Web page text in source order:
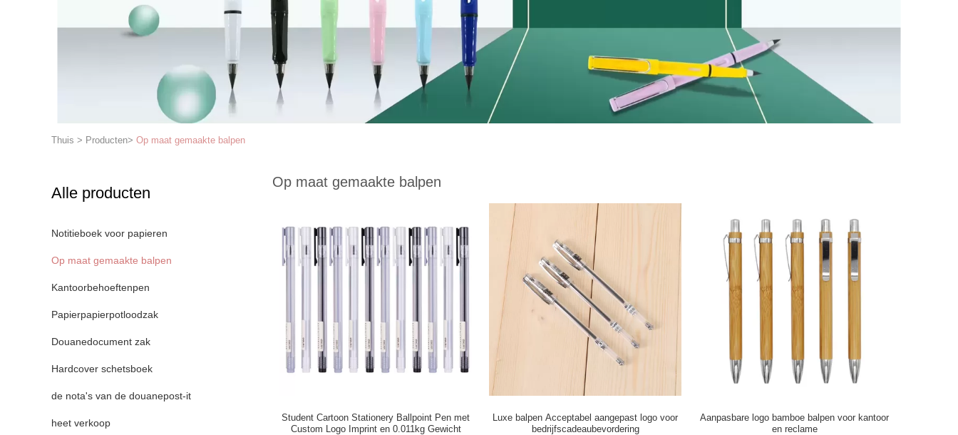
Thuis > Producten> Op maat gemaakte balpen
Alle producten
Notitieboek voor papieren
Op maat gemaakte balpen
Kantoorbehoeftenpen
Papierpapierpotloodzak
Douanedocument zak
Hardcover schetsboek
de nota's van de douanepost-it
heet verkoop
Op maat gemaakte balpen
Student Cartoon Stationery Ballpoint Pen met
Custom Logo Imprint en 0.011kg Gewicht
Luxe balpen Acceptabel aangepast logo voor
bedrijfscadeaubevordering
Aanpasbare logo bamboe balpen voor kantoor
en reclame